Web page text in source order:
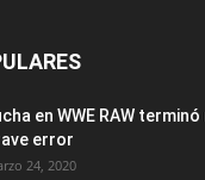
en WWE RAW
error
24, 2020